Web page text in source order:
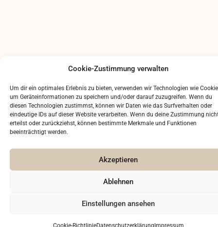
Cookie-Zustimmung verwalten
Um dir ein optimales Erlebnis zu bieten, verwenden wir Technologien wie
um Geräteinformationen zu speichern und/oder darauf zuzugreifen. Wenn du
diesen Technologien zustimmst, können wir Daten wie das Surfverhalten oder
eindeutige IDs auf dieser Website verarbeiten. Wenn du deine Zustimmung
erteilst oder zurückziehst, können bestimmte Merkmale und Funktionen
beeinträchtigt werden.
Akzeptieren
Ablehnen
Einstellungen ansehen
Cookie-RichtlinieDatenschutzerklärung Impressum
Datenschutzerklärung
Kontakt